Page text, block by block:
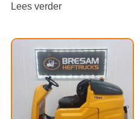
Lees verder